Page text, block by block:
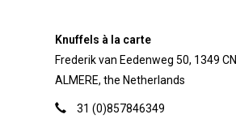
Knuffels à la carte
Frederik van Eedenweg 50, 1349 CN
ALMERE, the Netherlands
31 (0)857846349